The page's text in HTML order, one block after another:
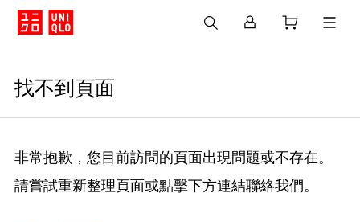
找不到頁面
非常抱歉，您目前訪問的頁面出現問題或不存在。
請嘗試重新整理頁面或點擊下方連結聯絡我們。